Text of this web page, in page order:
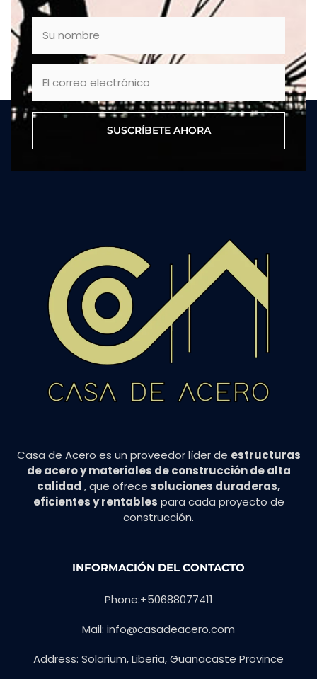
SUSCRÍBETE AHORA
Casa de Acero es un proveedor líder de estructuras
de acero y materiales de construcción de alta
calidad , que ofrece soluciones duraderas,
eficientes y rentables para cada proyecto de
construcción.
INFORMACIÓN DEL CONTACTO
Phone:+50688077411
Mail: info@casadeacero.com
Address: Solarium, Liberia, Guanacaste Province